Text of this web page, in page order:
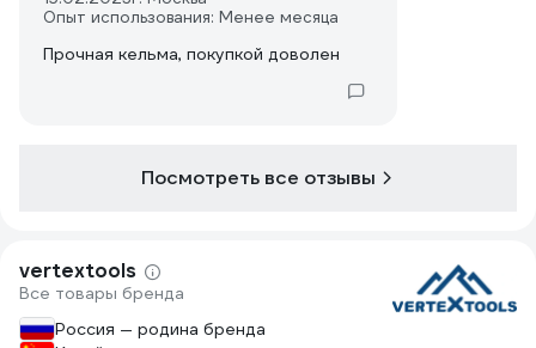
Опыт использования: Менее месяца
Прочная кельма, покупкой доволен
Посмотреть все отзывы
vertextools
Все товары бренда
Россия — родина бренда